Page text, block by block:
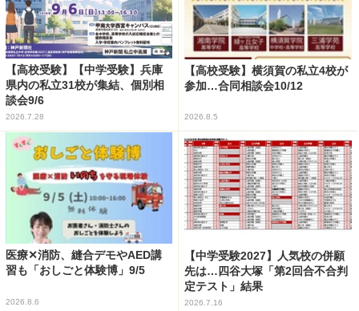
【高校受験】【中学受験】兵庫
県内の私立31校が集結、個別相
談会9/6
2026.7.28
【高校受験】横須賀の私立4校が
参加…合同相談会10/12
2026.8.5
医療✕消防、縫合デモやAED講
習も「おしごと体験博」9/5
2026.8.6
【中学受験2027】人気校の併願
先は…四谷大塚「第2回合不合判
定テスト」結果
2026.7.16